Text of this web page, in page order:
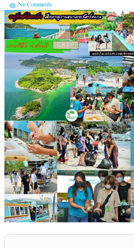
No Comments